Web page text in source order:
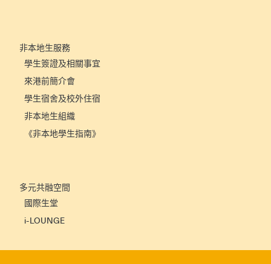
非本地生服務
學生簽證及相關事宜
來港前簡介會
學生宿舍及校外住宿
非本地生組織
《非本地學生指南》
多元共融空間
國際生堂
i-LOUNGE